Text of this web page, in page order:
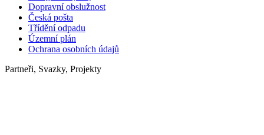
Dopravní obslužnost
Česká pošta
Třídění odpadu
Územní plán
Ochrana osobních údajů
Partneři, Svazky, Projekty